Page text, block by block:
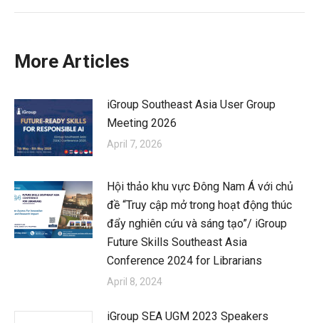
More Articles
iGroup Southeast Asia User Group
Meeting 2026
April 7, 2026
Hội thảo khu vực Đông Nam Á với chủ
đề “Truy cập mở trong hoạt động thúc
đẩy nghiên cứu và sáng tạo”/ iGroup
Future Skills Southeast Asia
Conference 2024 for Librarians
April 8, 2024
iGroup SEA UGM 2023 Speakers